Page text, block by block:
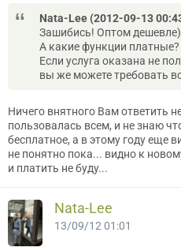
Nata-Lee (2012-09-13
Зашибись! Оптом
А какие функции платные?
Если услуга оказана не
вы же можете требовать
Ничего внятного Вам ответить
пользовалась всем, и не знаю
бесплатное, а в этому году еще
не понятно пока... видно к
и платить не буду...
Nata-Lee
13/09/12 01:01